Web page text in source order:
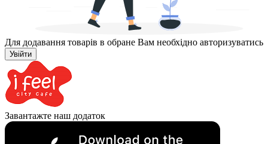
Для додавання товарів в обране Вам необхідно авторизуватись
Увійти
Завантажте наш додаток